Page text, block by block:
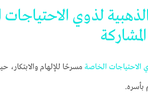
الذهبية لذوي الاحتياجات
المشاركة
الاحتياجات الخاصة مسرحًا للإلهام والابتكار،
بأسره.